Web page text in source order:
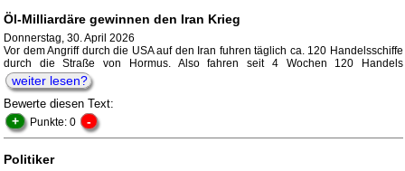
Öl-Milliardäre gewinnen den Iran Krieg
Donnerstag, 30. April 2026
Vor dem Angriff durch die USA auf den Iran fuhren täglich ca. 120 Handelsschiffe
durch die Straße von Hormus. Also fahren seit 4 Wochen 120 Handels
weiter lesen?
Bewerte diesen Text:
+ Punkte: 0 -
Politiker